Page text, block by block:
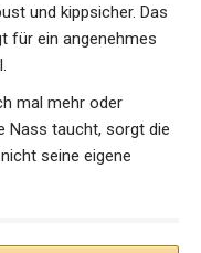
und kippsicher. Das
für ein angenehmes
mal mehr oder
Nass taucht, sorgt die
seine eigene